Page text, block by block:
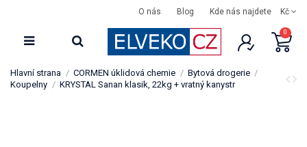
O nás Blog Kde nás najdete Kč
0
Hlavní strana CORMEN úklidová chemie
Bytová drogerie
Koupelny
KRYSTAL Sanan klasik, 22kg + vratný kanystr